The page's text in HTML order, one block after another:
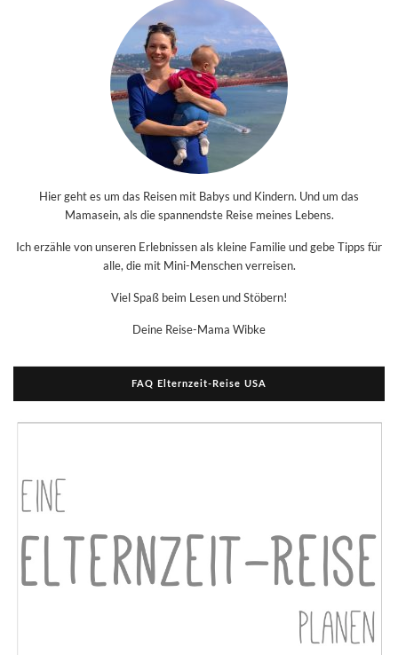
Hier geht es um das Reisen mit Babys und Kindern. Und um das
Mamasein, als die spannendste Reise meines Lebens.
Ich erzähle von unseren Erlebnissen als kleine Familie und gebe Tipps für
alle, die mit Mini-Menschen verreisen.
Viel Spaß beim Lesen und Stöbern!
Deine Reise-Mama Wibke
FAQ Elternzeit-Reise USA